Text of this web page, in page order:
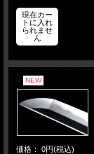
現在カー
トに入れ
られませ
ん
NEW
価格： 0円(税込)